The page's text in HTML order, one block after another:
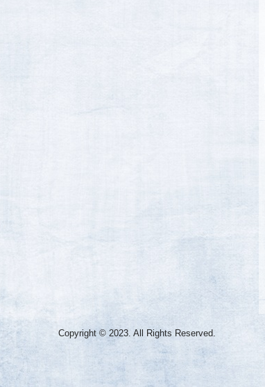
Copyright © 2023. All Rights Reserved.